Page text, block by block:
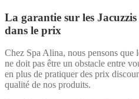
La garantie sur les
dans le prix
Chez Spa Alina, nous pensons que
ne doit pas être un obstacle entre
en plus de pratiquer des prix
qualité de nos produits.